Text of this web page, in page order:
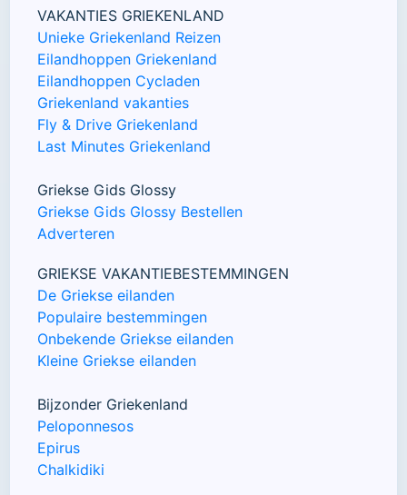
VAKANTIES GRIEKENLAND
Unieke Griekenland Reizen
Eilandhoppen Griekenland
Eilandhoppen Cycladen
Griekenland vakanties
Fly & Drive Griekenland
Last Minutes Griekenland
Griekse Gids Glossy
Griekse Gids Glossy Bestellen
Adverteren
GRIEKSE VAKANTIEBESTEMMINGEN
De Griekse eilanden
Populaire bestemmingen
Onbekende Griekse eilanden
Kleine Griekse eilanden
Bijzonder Griekenland
Peloponnesos
Epirus
Chalkidiki